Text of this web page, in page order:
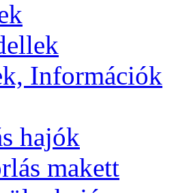
Információk
hajók
makett